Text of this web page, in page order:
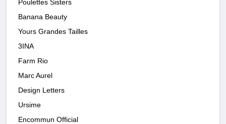
Poulettes Sisters
Banana Beauty
Yours Grandes Tailles
3INA
Farm Rio
Marc Aurel
Design Letters
Ursime
Encommun Official